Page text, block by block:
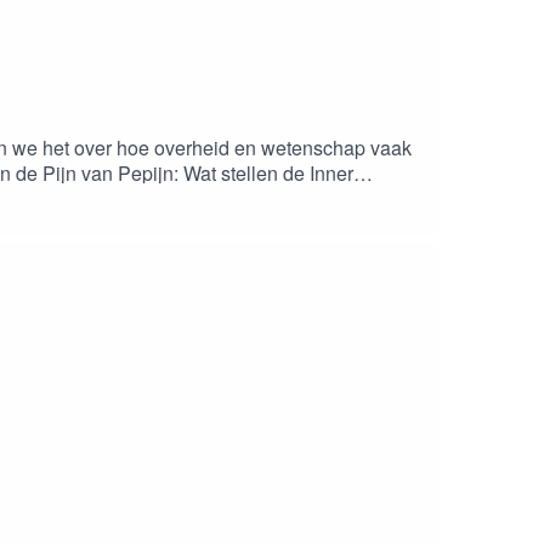
het over hoe overheid en wetenschap vaak
de Pijn van Pepijn: Wat stellen de Inner
in de Maar van Maarten: Waar moet de
Saini. The Patriarchs. How Men
2016Inner Development GoalsAfscheidsrede